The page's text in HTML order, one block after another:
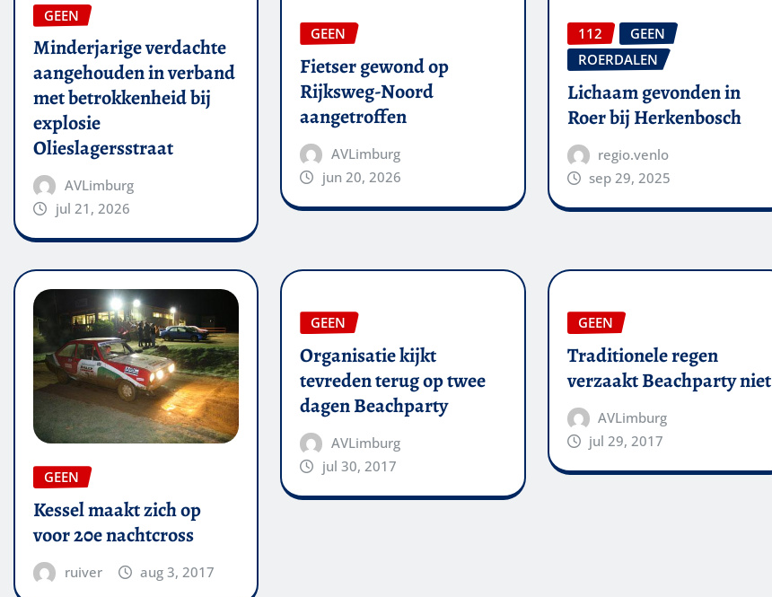
GEEN
Minderjarige verdachte
aangehouden in verband
met betrokkenheid bij
explosie
Olieslagersstraat
AVLimburg
jul 21, 2026
GEEN
Fietser gewond op
Rijksweg-Noord
aangetroffen
AVLimburg
jun 20, 2026
112
GEEN
ROERDALEN
Lichaam gevonden in
Roer bij Herkenbosch
regio.venlo
sep 29, 2025
GEEN
Kessel maakt zich op
voor 20e nachtcross
ruiver aug 3, 2017
GEEN
Organisatie kijkt
tevreden terug op twee
dagen Beachparty
AVLimburg
jul 30, 2017
GEEN
Traditionele regen
verzaakt Beachparty niet
AVLimburg
jul 29, 2017